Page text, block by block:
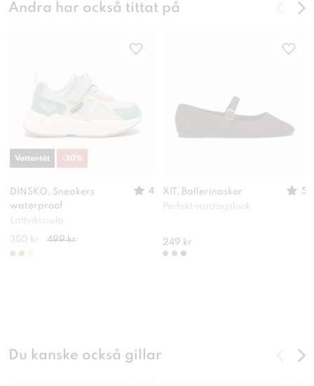
Andra har också tittat på
DINSKO, Sneakers
waterproof
4
Lättviktssula
350 kr 499 kr
Vattentät -30%
XIT, Ballerinaskor
5
Perfekt vardagslook
249 kr
Du kanske också gillar